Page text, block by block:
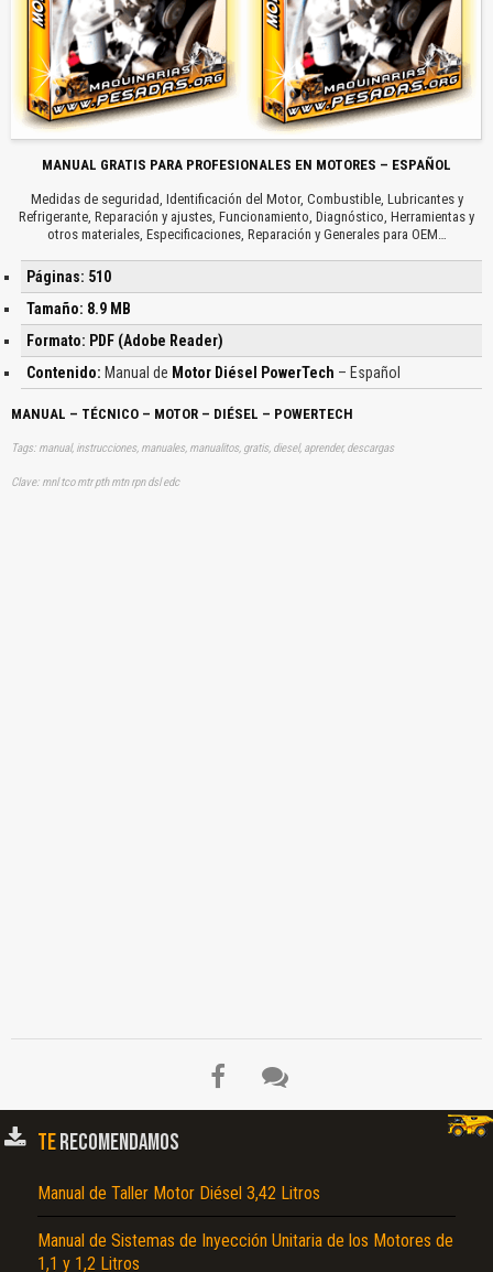
MANUAL GRATIS PARA PROFESIONALES EN MOTORES – ESPAÑOL
Medidas de seguridad, Identificación del Motor, Combustible, Lubricantes y
Refrigerante, Reparación y ajustes, Funcionamiento, Diagnóstico, Herramientas y
otros materiales, Especificaciones, Reparación y Generales para OEM…
Páginas: 510
Tamaño: 8.9 MB
Formato: PDF (Adobe Reader)
Contenido: Manual de Motor Diésel PowerTech – Español
MANUAL – TÉCNICO – MOTOR – DIÉSEL – POWERTECH
Tags: manual, instrucciones, manuales, manualitos, gratis, diesel, aprender, descargas
Clave: mnl tco mtr pth mtn rpn dsl edc
TERECOMENDAMOS
Manual de Taller Motor Diésel 3,42 Litros
Manual de Sistemas de Inyección Unitaria de los Motores de
1,1 y 1,2 Litros